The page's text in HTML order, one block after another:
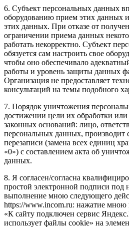
6. Субъект персональных данных
оборудованию прием этих данных
этих данных. При отказе от
ограничении приема данных
работать некорректно. Субъект
обязуется сам настроить свое
чтобы оно обеспечивало
работы и уровень защиты данных
Организация не предоставляет
консультаций на темы подобного
7. Порядок уничтожения
достижении цели их обработки
законных оснований: лицо,
персональных данных, производит
перезаписи (замена всех единиц
«0») с составлением акта об
данных.
8. Я согласен/согласна
простой электронной подписи под
выполнение мною следующего
https://www.incom.ru: нажатие мною
«К сайту подключен сервис
использует файлы cookie» на